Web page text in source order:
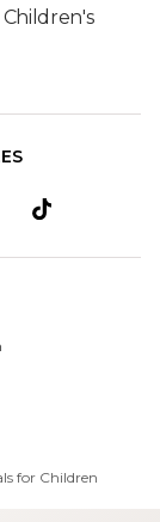
for Children